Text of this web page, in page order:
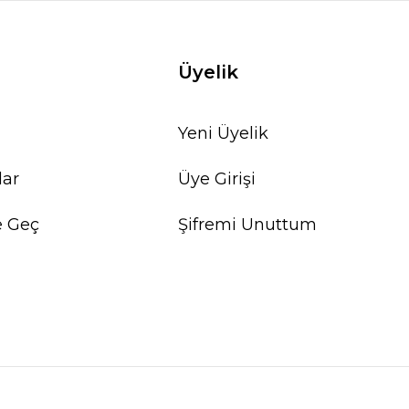
Geç
Üyelik
Yeni Üyelik
Üye Girişi
Şifremi Unuttum